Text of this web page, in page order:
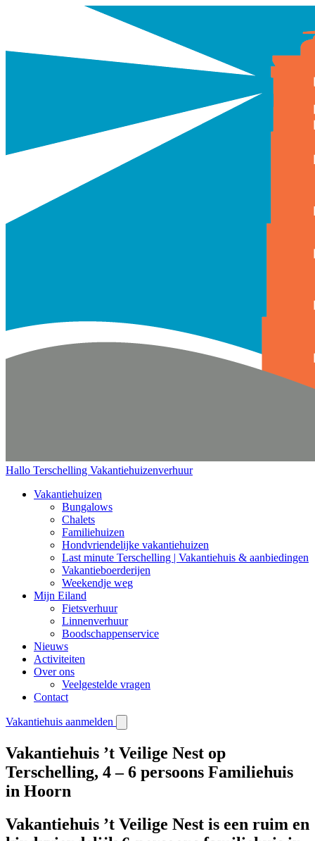
Hallo Terschelling Vakantiehuizenverhuur
Vakantiehuizen
Bungalows
Chalets
Familiehuizen
Hondvriendelijke vakantiehuizen
Last minute Terschelling | Vakantiehuis & aanbiedingen
Vakantieboerderijen
Weekendje weg
Mijn Eiland
Fietsverhuur
Linnenverhuur
Boodschappenservice
Nieuws
Activiteiten
Over ons
Veelgestelde vragen
Contact
Vakantiehuis aanmelden
Vakantiehuis ’t Veilige Nest op
Terschelling, 4 – 6 persoons Familiehuis
in Hoorn
Vakantiehuis ’t Veilige Nest is een ruim en